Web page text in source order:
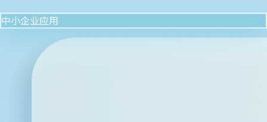
中小企业应用